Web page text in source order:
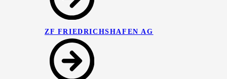
ZF FRIEDRICHSHAFEN AG